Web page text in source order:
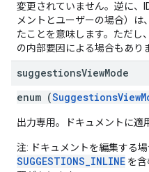
変更されていません。逆に、
メントとユーザーの場合）
たことを意味します。ただし
の内部要因による場合もあり
suggestionsViewMode
enum (
出力専用。ドキュメントに適
注: ドキュメントを編集する
SUGGESTIONS_INLINE を